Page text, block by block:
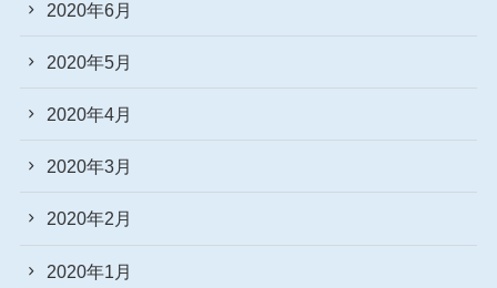
2020年6月
2020年5月
2020年4月
2020年3月
2020年2月
2020年1月